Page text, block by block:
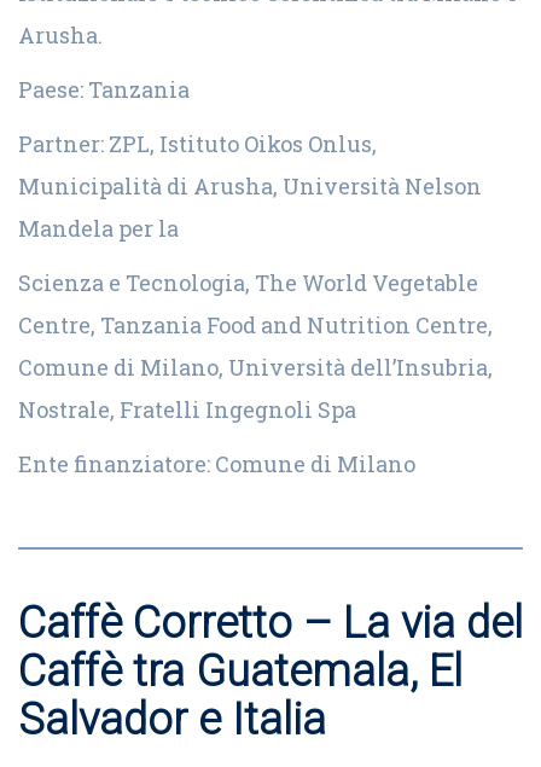
Arusha.
Paese: Tanzania
Partner: ZPL, Istituto Oikos Onlus,
Municipalità di Arusha, Università Nelson
Mandela per la
Scienza e Tecnologia, The World Vegetable
Centre, Tanzania Food and Nutrition Centre,
Comune di Milano, Università dell’Insubria,
Nostrale, Fratelli Ingegnoli Spa
Ente finanziatore: Comune di Milano
Caffè Corretto – La via del
Caffè tra Guatemala, El
Salvador e Italia